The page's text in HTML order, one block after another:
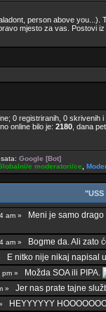
person above you...).
mjesto za vas. Postovi
0 registriranih, 0 skrivenih
online bilo je: 2180 , dana
Google [Bot]
e moderatori/ce
"USS
am »
Meni je samo
am »
Bogme da. Ali zato
E nitko nije nikaj napisal
pm »
Možda SOA ili PIPA.
» Jer nas prate tajne
»
HEYYYYYY